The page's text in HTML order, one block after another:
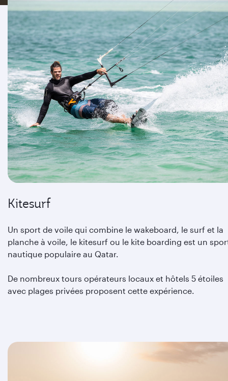
Kitesurf
Un sport de voile qui combine le wakeboard, le surf et la
planche à voile, le kitesurf ou le kite boarding est un
nautique populaire au Qatar.
De nombreux tours opérateurs locaux et hôtels 5 étoiles
avec plages privées proposent cette expérience.